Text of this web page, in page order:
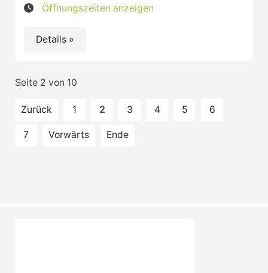
Öffnungszeiten anzeigen
Details »
Seite 2 von 10
Zurück 1 2 3 4 5 6
7 Vorwärts Ende